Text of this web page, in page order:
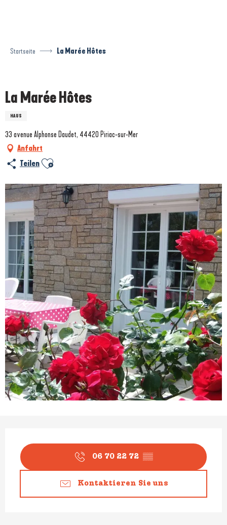
Startseite La Marée Hôtes
La Marée Hôtes
HAUS
33 avenue Alphonse Daudet, 44420 Piriac-sur-Mer
Anfahrt
Teilen Ajouter aux favoris
Öffnungszeiten & Kontaktdaten
06 70 22 72 ▒▒
Kontaktieren Sie uns